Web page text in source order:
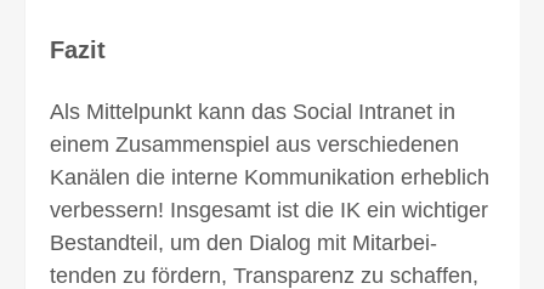
Fazit
Als Mittelpunkt kann das Social Intranet in
einem Zusammen­spiel aus verschied­enen
Kanälen die interne Kommunikation erheblich
verbessern! Insgesamt ist die IK ein wichtiger
Bestand­teil, um den Dialog mit Mitarbei­
tenden zu fördern, Transparenz zu schaffen,